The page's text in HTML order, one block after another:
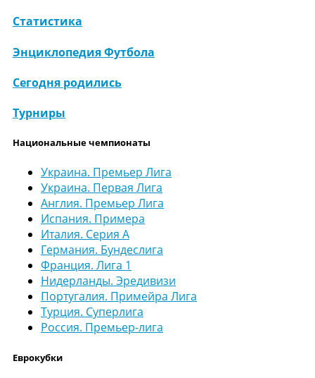
Статистика
Энциклопедия Футбола
Сегодня родились
Турниры
Национальные чемпионаты
Украина. Премьер Лига
Украина. Первая Лига
Англия. Премьер Лига
Испания. Примера
Италия. Серия А
Германия. Бундеслига
Франция. Лига 1
Нидерланды. Эредивизи
Португалия. Примейра Лига
Турция. Суперлига
Россия. Премьер-лига
Еврокубки